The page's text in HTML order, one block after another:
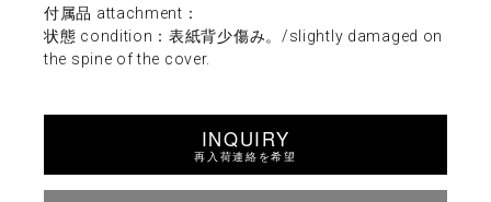
付属品 attachment：
状態 condition：表紙背少傷み。/slightly damaged on
the spine of the cover.
INQUIRY
再入荷連絡を希望